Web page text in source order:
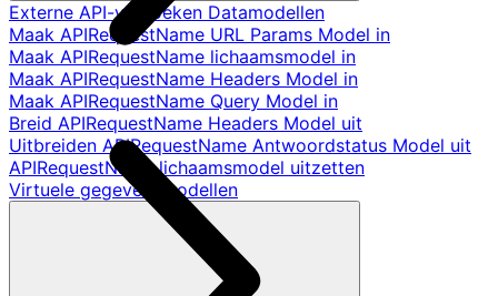
Externe API-verzoeken Datamodellen
Maak APIRequestName URL Params Model in
Maak APIRequestName lichaamsmodel in
Maak APIRequestName Headers Model in
Maak APIRequestName Query Model in
Breid APIRequestName Headers Model uit
Uitbreiden APIRequestName Antwoordstatus Model uit
APIRequestName lichaamsmodel uitzetten
Virtuele gegevensmodellen